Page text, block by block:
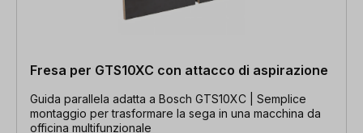
Fresa per GTS10XC con attacco di aspirazione
Guida parallela adatta a Bosch GTS10XC | Semplice
montaggio per trasformare la sega in una macchina da
officina multifunzionale